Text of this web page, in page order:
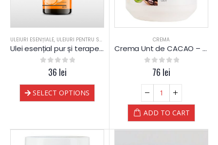
ULEIURI ESENȚIALE, ULEIURI PENTRU SAUNA
Ulei esențial pur și terapeutic de Portocală
out of 5
36 lei
SELECT OPTIONS
CREMA
Crema Unt de CACAO – hidratanta – 500 ml – CosMedic – Petra
out of 5
76 lei
ADD TO CART